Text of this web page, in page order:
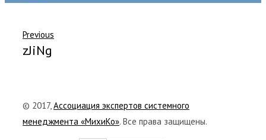
Previous
zJiNg
© 2017,Ассоциация экспертов системного
менеджмента «МихиКо». Все права защищены.